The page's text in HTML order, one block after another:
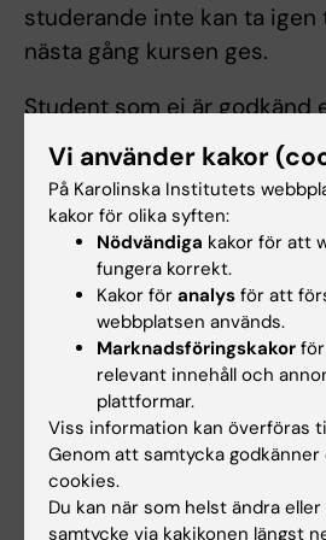
studerande inte kan ta igen
nästa gång kursen ges.
Student som ej är godkänd
examinationstillfälle har rätt
ytterligare fem
studenten genomfört sex
tentamina/prov ges inte
examinationstillfälle. Som
räknas de gånger
samma prov. Inlämning av
räknas som
Examinationstillfälle till
sig men inte deltagit
examinationstillfälle.
Om det föreligger särskilda
Vi använder kakor
På Karolinska Institutets
kakor för olika syften:
Nödvändiga kakor för att
fungera korrekt.
Kakor för analys för att
webbplatsen används.
Marknadsföringskakor
relevant innehåll och
plattformar.
Viss information kan överföras
Genom att samtycka
cookies.
Du kan när som helst ändra
samtycke via kakikonen längst